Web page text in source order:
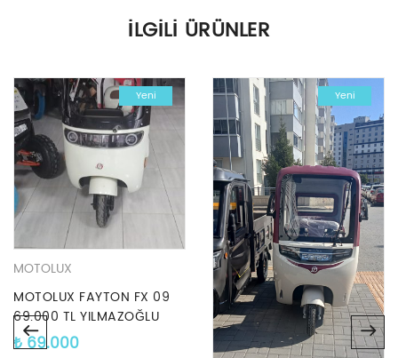
İLGILI ÜRÜNLER
Yeni
MOTOLUX
MOTOLUX FAYTON FX 09
69.000 TL YILMAZOĞLU
MOTOR’DA
₺69.000
Yeni